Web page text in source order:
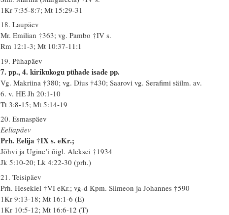
1Kr 7:35-8:7; Mt 15:29-31
18. Laupäev
Mr. Emilian †363; vg. Pambo †IV s.
Rm 12:1-3; Mt 10:37-11:1
19. Pühapäev
7. pp., 4. kirikukogu pühade isade pp.
Vg. Makriina †380; vg. Dius †430; Saarovi vg. Serafimi säilm. av.
6. v. HE Jh 20:1-10
Tt 3:8-15; Mt 5:14-19
20. Esmaspäev
Eeliapäev
Prh. Eelija †IX s. eKr.;
Jõhvi ja Ugine’i õigl. Aleksei †1934
Jk 5:10-20; Lk 4:22-30 (prh.)
21. Teisipäev
Prh. Hesekiel †VI eKr.; vg-d Kpm. Siimeon ja Johannes †590
1Kr 9:13-18; Mt 16:1-6 (E)
1Kr 10:5-12; Mt 16:6-12 (T)